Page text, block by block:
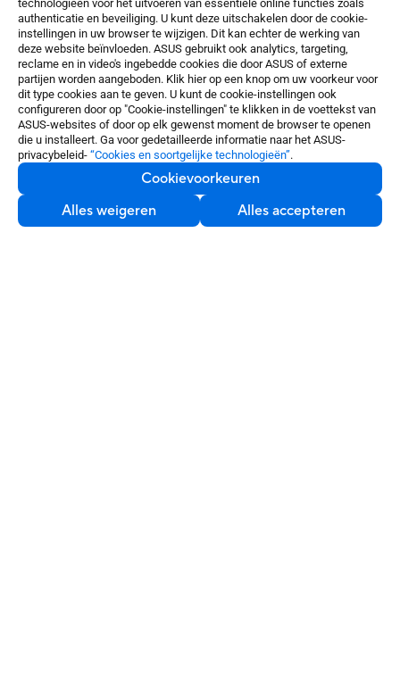
technologieën voor het uitvoeren van essentiële online functies zoals
authenticatie en beveiliging. U kunt deze uitschakelen door de cookie-
instellingen in uw browser te wijzigen. Dit kan echter de werking van
deze website beïnvloeden. ASUS gebruikt ook analytics, targeting,
reclame en in video's ingebedde cookies die door ASUS of externe
partijen worden aangeboden. Klik hier op een knop om uw voorkeur voor
dit type cookies aan te geven. U kunt de cookie-instellingen ook
configureren door op "Cookie-instellingen" te klikken in de voettekst van
ASUS-websites of door op elk gewenst moment de browser te openen
die u installeert. Ga voor gedetailleerde informatie naar het ASUS-
privacybeleid- “Cookies en soortgelijke technologieën”.
Cookievoorkeuren
Alles weigeren
Alles accepteren